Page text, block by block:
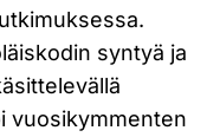
syntyä ja
vuosikymmenten